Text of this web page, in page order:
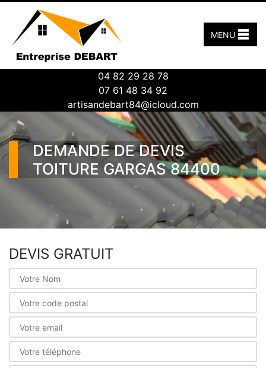
04 82 29 28 78
07 61 48 34 92
artisandebart84@icloud.com
MENU
DEMANDE DE DEVIS
TOITURE GARGAS 84400
DEVIS GRATUIT